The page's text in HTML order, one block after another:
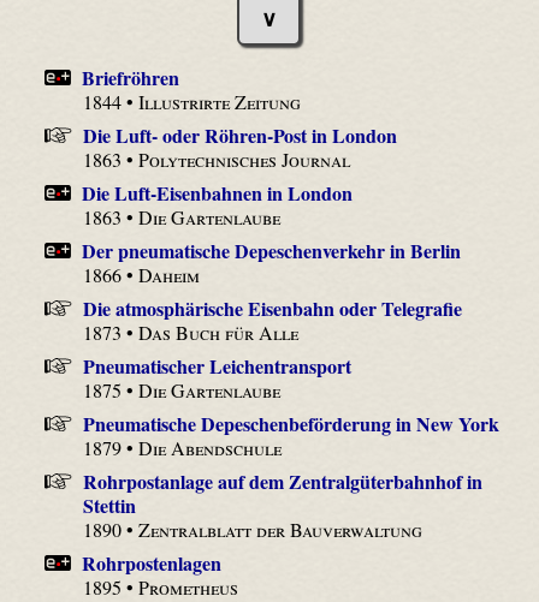
∨
Briefröhren
1844 •Illustrirte Zeitung
Die Luft- oder Röhren-Post in London
1863 •Polytechnisches Journal
Die Luft-Eisenbahnen in London
1863 •Die Gartenlaube
Der pneumatische Depeschenverkehr in Berlin
1866 •Daheim
Die atmosphärische Eisenbahn oder Telegrafie
1873 •Das Buch für Alle
Pneumatischer Leichentransport
1875 •Die Gartenlaube
Pneumatische Depeschenbeförderung in New York
1879 •Die Abendschule
Rohrpostanlage auf dem Zentralgüterbahnhof in
Stettin
1890 •Zentralblatt der Bauverwaltung
Rohrpostenlagen
1895 •Prometheus